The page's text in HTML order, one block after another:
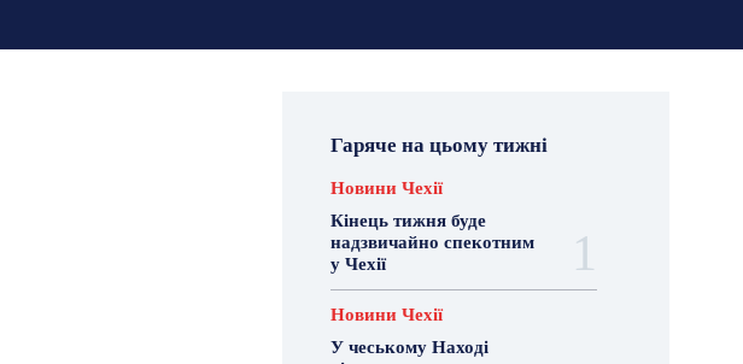
Гаряче на цьому тижні
Новини Чехії
Кінець тижня буде
надзвичайно спекотним
у Чехії
Новини Чехії
У чеському Наході